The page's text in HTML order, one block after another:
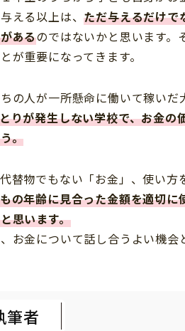
える以上は、ただ与えるだけで
あるのではないかと思います。
が重要になってきます。
の人が一所懸命に働いて稼い
りが発生しない学校で、お金の
。
替物でもない「お金」、使い方
の年齢に見合った金額を適切
思います。
お金について話し合うよい機会
筆者